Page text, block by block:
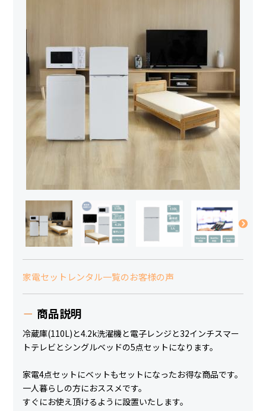
家電セットレンタル一覧のお客様の声
商品説明
冷蔵庫(110L)と4.2k洗濯機と電子レンジと32インチスマー
トテレビとシングルベッドの5点セットになります。
家電4点セットにベットもセットになったお得な商品です。
一人暮らしの方におススメです。
すぐにお使え頂けるように設置いたします。